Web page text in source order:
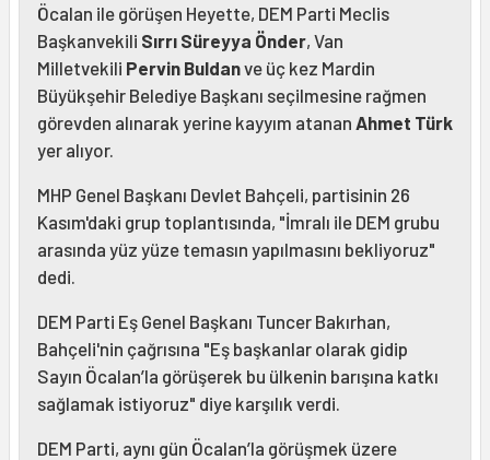
Öcalan ile görüşen Heyette, DEM Parti Meclis
Başkanvekili Sırrı Süreyya Önder, Van
Milletvekili Pervin Buldanve üç kez Mardin
Büyükşehir Belediye Başkanı seçilmesine rağmen
görevden alınarak yerine kayyım atanan Ahmet Türk
yer alıyor.
MHP Genel Başkanı Devlet Bahçeli, partisinin 26
Kasım'daki grup toplantısında, "İmralı ile DEM grubu
arasında yüz yüze temasın yapılmasını bekliyoruz"
dedi.
DEM Parti Eş Genel Başkanı Tuncer Bakırhan,
Bahçeli'nin çağrısına "Eş başkanlar olarak gidip
Sayın Öcalan’la görüşerek bu ülkenin barışına katkı
sağlamak istiyoruz" diye karşılık verdi.
DEM Parti, aynı gün Öcalan’la görüşmek üzere